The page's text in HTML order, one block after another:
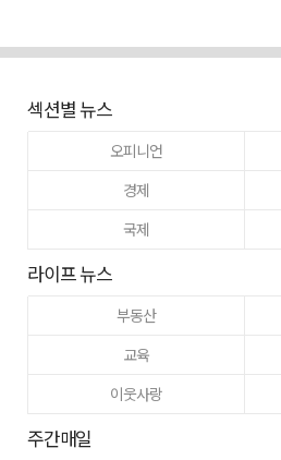
섹션별 뉴스
오피니언
경제
국제
라이프 뉴스
부동산
교육
이웃사랑
주간매일